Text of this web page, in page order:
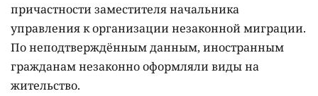
причастности заместителя начальника
управления к организации незаконной миграции.
По неподтверждённым данным, иностранным
гражданам незаконно оформляли виды на
жительство.